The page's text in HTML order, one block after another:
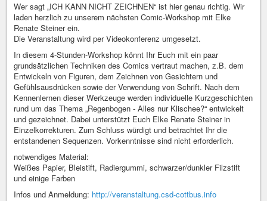
Wer sagt „ICH KANN NICHT ZEICHNEN“ ist hier genau richtig. Wir
laden herzlich zu unserem nächsten Comic-Workshop mit Elke
Renate Steiner ein.
Die Veranstaltung wird per Videokonferenz umgesetzt.
In diesem 4-Stunden-Workshop könnt Ihr Euch mit ein paar
grundsätzlichen Techniken des Comics vertraut machen, z.B. dem
Entwickeln von Figuren, dem Zeichnen von Gesichtern und
Gefühlsausdrücken sowie der Verwendung von Schrift. Nach dem
Kennenlernen dieser Werkzeuge werden individuelle Kurzgeschichten
rund um das Thema „Regenbogen - Alles nur Klischee?“ entwickelt
und gezeichnet. Dabei unterstützt Euch Elke Renate Steiner in
Einzelkorrekturen. Zum Schluss würdigt und betrachtet Ihr die
entstandenen Sequenzen. Vorkenntnisse sind nicht erforderlich.
notwendiges Material:
Weißes Papier, Bleistift, Radiergummi, schwarzer/dunkler Filzstift
und einige Farben
Infos und Anmeldung: http://veranstaltung.csd-cottbus.info